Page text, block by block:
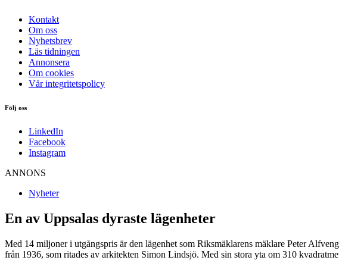
Kontakt
Om oss
Nyhetsbrev
Läs tidningen
Annonsera
Om cookies
Vår integritetspolicy
Följ oss
LinkedIn
Facebook
Instagram
ANNONS
Nyheter
En av Uppsalas dyraste lägenheter
Med 14 miljoner i utgångspris är den lägenhet som Riksmäklarens mäklare Peter
från 1936, som ritades av arkitekten Simon Lindsjö. Med sin stora yta om 310